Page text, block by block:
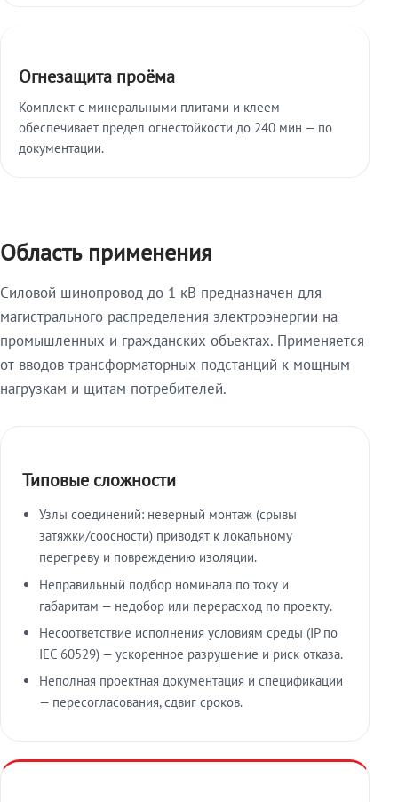
Огнезащита проёма
Комплект с минеральными плитами и клеем
обеспечивает предел огнестойкости до 240 мин — по
документации.
Область применения
Силовой шинопровод до 1 кВ предназначен для
магистрального распределения электроэнергии на
промышленных и гражданских объектах. Применяется
от вводов трансформаторных подстанций к мощным
нагрузкам и щитам потребителей.
Типовые сложности
Узлы соединений: неверный монтаж (срывы
затяжки/соосности) приводят к локальному
перегреву и повреждению изоляции.
Неправильный подбор номинала по току и
габаритам — недобор или перерасход по проекту.
Несоответствие исполнения условиям среды (IP по
IEC 60529) — ускоренное разрушение и риск отказа.
Неполная проектная документация и спецификации
— пересогласования, сдвиг сроков.